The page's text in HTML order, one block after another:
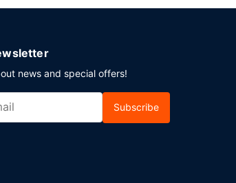
news and special offers!
Subscribe